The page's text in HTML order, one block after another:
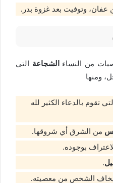
وتوفيت بعد غزوة بدر.
من النساء الشجاعة التي
ومنها
تقوم بالدعاء الكثير لله
من الشرق أي شروقها.
بوجوده.
.
يخاف الشخص من معصيته.